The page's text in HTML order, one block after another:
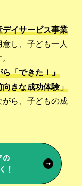
イサービス事業
し、子ども一人
「できた！」
きな成功体験」
ら、子どもの成
の
！